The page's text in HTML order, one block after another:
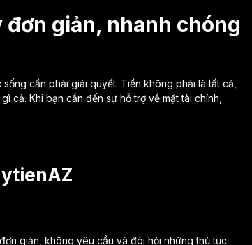
giản, nhanh chóng
cần phải giải quyết. Tiền không phải là tất cả,
cả. Khi bạn cần đến sự hỗ trợ về mặt tài chính,
giản, không yêu cầu và đòi hỏi những thủ tục